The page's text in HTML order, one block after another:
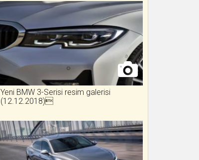
Yeni BMW 3-Serisi resim galerisi
(12.12.2018)